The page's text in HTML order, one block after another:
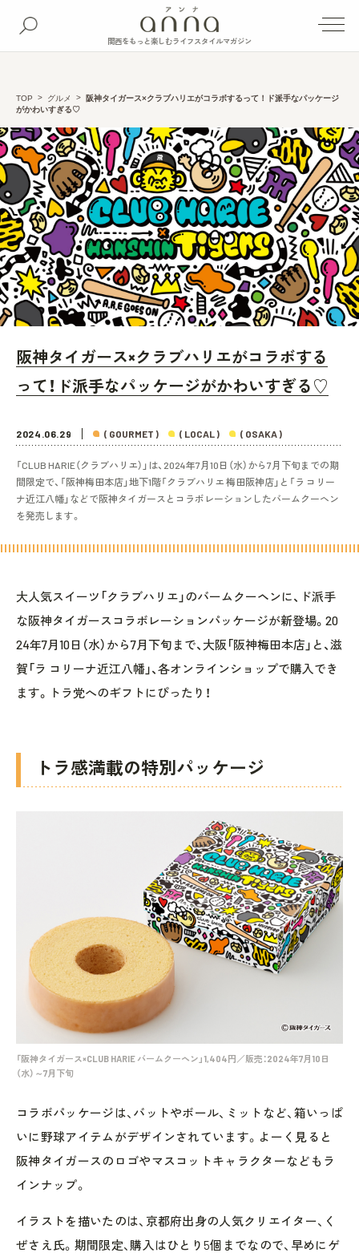
関西をもっと楽しむライフスタイルマガジン
TOP グルメ
阪神タイガース×クラブハリエがコラボするって！ド派手なパッケージ
がかわいすぎる♡
阪神タイガース×クラブハリエがコラボする
って！ド派手なパッケージがかわいすぎる♡
2024.06.29 ( GOURMET ) ( LOCAL ) ( OSAKA )
「CLUB HARIE（クラブハリエ）」は、2024年7月10日（水）から7月下旬までの期
間限定で、「阪神梅田本店」地下1階「クラブハリエ 梅田阪神店」と「ラ コリー
ナ近江八幡」などで阪神タイガースとコラボレーションしたバームクーヘン
を発売します。
大人気スイーツ「クラブハリエ」のバームクーヘンに、ド派手
な阪神タイガースコラボレーションパッケージが新登場。20
24年7月10日（水）から7月下旬まで、大阪「阪神梅田本店」と、滋
賀「ラ コリーナ近江八幡」、各オンラインショップで購入でき
ます。トラ党へのギフトにぴったり！
トラ感満載の特別パッケージ
「阪神タイガース×CLUB HARIE バームクーヘン」1,404円／販売：2024年7月10日
（水）～7月下旬
コラボパッケージは、バットやボール、ミットなど、箱いっぱ
いに野球アイテムがデザインされています。よーく見ると
阪神タイガースのロゴやマスコットキャラクターなどもラ
インナップ。
イラストを描いたのは、京都府出身の人気クリエイター、く
ぜさえ氏。期間限定、購入はひとり5個までなので、早めにゲ